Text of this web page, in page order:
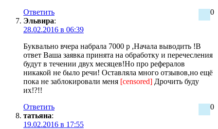
0
Ответить
Эльвира:
28.02.2016 в 06:39
Буквально вчера набрала 7000 р ,Начала выводить !В
ответ Ваша заявка принята на обработку и перечесления
будут в течении двух месяцев!Но про рефералов
никакой не было речи! Оставляла много отзывов,но ещё
пока не заблокировали меня [censored] Дрочить буду
их!?!!
0
Ответить
татьяна:
19.02.2016 в 17:55